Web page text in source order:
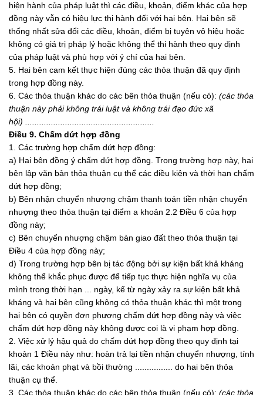
hiện hành của pháp luật thì các điều, khoản, điểm khác của hợp
đồng này vẫn có hiệu lực thi hành đối với hai bên. Hai bên sẽ
thống nhất sửa đổi các điều, khoản, điểm bị tuyên vô hiệu hoặc
không có giá trị pháp lý hoặc không thể thi hành theo quy định
của pháp luật và phù hợp với ý chí của hai bên.
5. Hai bên cam kết thực hiện đúng các thỏa thuận đã quy định
trong hợp đồng này.
6. Các thỏa thuận khác do các bên thỏa thuận (nếu có): (các thỏa
thuận này phải không trái luật và không trái đạo đức xã
hội) .......................................................
Điều 9. Chấm dứt hợp đồng
1. Các trường hợp chấm dứt hợp đồng:
a) Hai bên đồng ý chấm dứt hợp đồng. Trong trường hợp này, hai
bên lập văn bản thỏa thuận cụ thể các điều kiện và thời hạn chấm
dứt hợp đồng;
b) Bên nhận chuyển nhượng chậm thanh toán tiền nhận chuyển
nhượng theo thỏa thuận tại điểm a khoản 2.2 Điều 6 của hợp
đồng này;
c) Bên chuyển nhượng chậm bàn giao đất theo thỏa thuận tại
Điều 4 của hợp đồng này;
d) Trong trường hợp bên bị tác động bởi sự kiện bất khả kháng
không thể khắc phục được để tiếp tục thực hiện nghĩa vụ của
mình trong thời hạn ... ngày, kể từ ngày xảy ra sự kiện bất khả
kháng và hai bên cũng không có thỏa thuận khác thì một trong
hai bên có quyền đơn phương chấm dứt hợp đồng này và việc
chấm dứt hợp đồng này không được coi là vi phạm hợp đồng.
2. Việc xử lý hậu quả do chấm dứt hợp đồng theo quy định tại
khoản 1 Điều này như: hoàn trả lại tiền nhận chuyển nhượng, tính
lãi, các khoản phạt và bồi thường ................ do hai bên thỏa
thuận cụ thể.
3. Các thỏa thuận khác do các bên thỏa thuận (nếu có): (các thỏa